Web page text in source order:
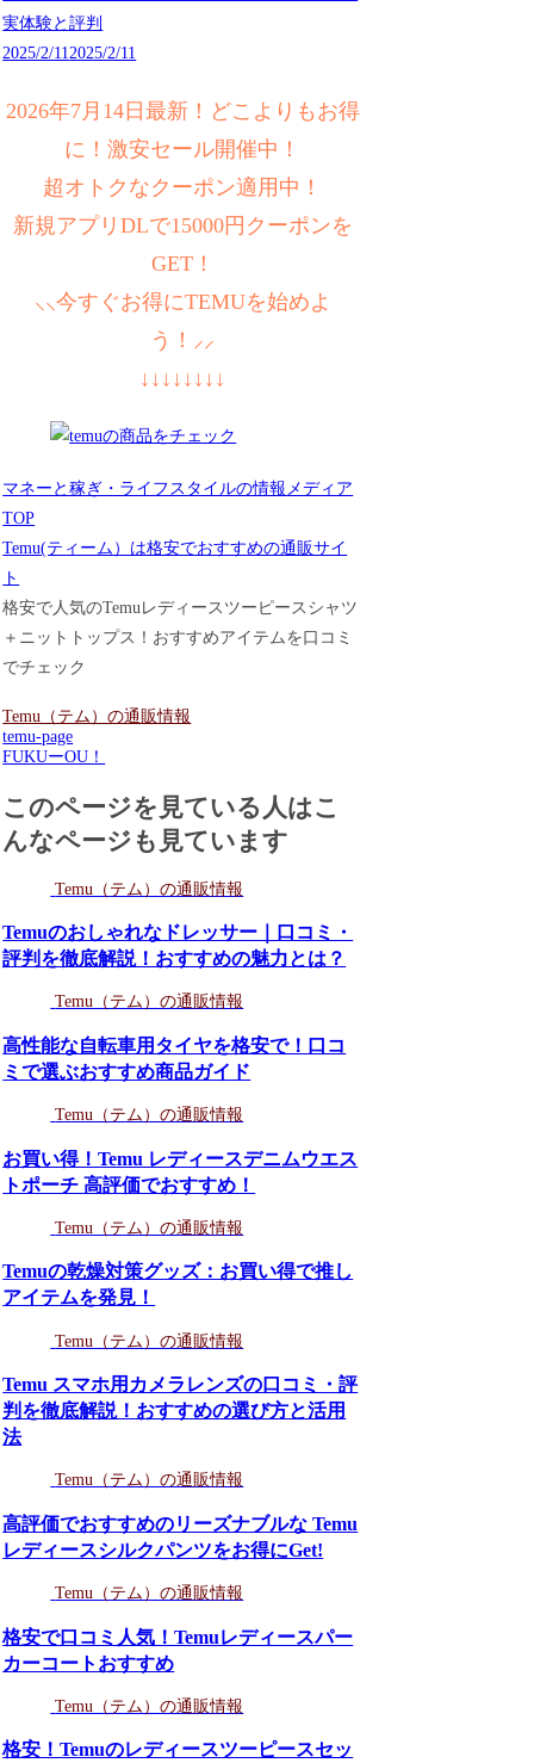
実体験と評判
2025/2/112025/2/11
2026年7月14日最新！どこよりもお得
に！激安セール開催中！
超オトクなクーポン適用中！
新規アプリDLで15000円クーポンを
GET！
⸜⸜今すぐお得にTEMUを始めよ
う！⸝⸝
↓↓↓↓↓↓↓↓
マネーと稼ぎ・ライフスタイルの情報メディア
TOP
Temu(ティーム）は格安でおすすめの通販サイ
ト
格安で人気のTemuレディースツーピースシャツ
＋ニットトップス！おすすめアイテムを口コミ
でチェック
Temu（テム）の通販情報
temu-page
FUKUーOU！
このページを見ている人はこ
んなページも見ています
Temu（テム）の通販情報
Temuのおしゃれなドレッサー｜口コミ・
評判を徹底解説！おすすめの魅力とは？
Temu（テム）の通販情報
高性能な自転車用タイヤを格安で！口コ
ミで選ぶおすすめ商品ガイド
Temu（テム）の通販情報
お買い得！Temu レディースデニムウエス
トポーチ 高評価でおすすめ！
Temu（テム）の通販情報
Temuの乾燥対策グッズ：お買い得で推し
アイテムを発見！
Temu（テム）の通販情報
Temu スマホ用カメラレンズの口コミ・評
判を徹底解説！おすすめの選び方と活用
法
Temu（テム）の通販情報
高評価でおすすめのリーズナブルな Temu
レディースシルクパンツをお得にGet!
Temu（テム）の通販情報
格安で口コミ人気！Temuレディースパー
カーコートおすすめ
Temu（テム）の通販情報
格安！Temuのレディースツーピースセッ